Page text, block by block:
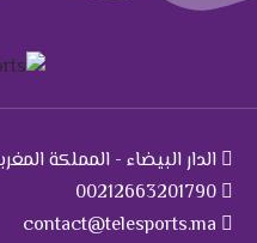
الدار البيضاء - المملكة المغربية
00212663201790
contact@telesports.ma